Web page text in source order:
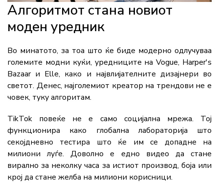
Алгоритмот стана новиот
моден уредник
Во минатото, за тоа што ќе биде модерно одлучуваа
големите модни куќи, уредниците на Vogue, Harper's
Bazaar и Elle, како и највлијателните дизајнери во
светот. Денес, најголемиот креатор на трендови не е
човек, туку алгоритам.
TikTok повеќе не е само социјална мрежа. Тој
функционира како глобална лабораторија што
секојдневно тестира што ќе им се допадне на
милиони луѓе. Доволно е едно видео да стане
вирално за неколку часа за истиот производ, боја или
крој да стане желба на милиони корисници.